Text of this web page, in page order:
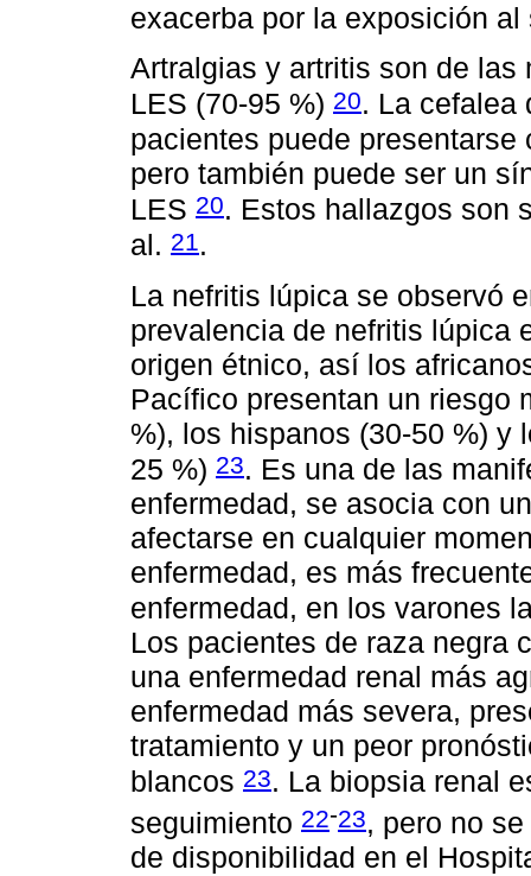
exacerba por la exposición
Artralgias y artritis son de
LES (70-95 %) 20. La cefalea
pacientes puede
pero también puede ser un
LES 20. Estos hallazgos son
al. 21 .
La nefritis lúpica se observó
prevalencia de nefritis lúpica
origen étnico, así los
Pacífico presentan un riesgo
%), los hispanos (30-50 %) y
25 %) 23. Es una de las
enfermedad, se asocia con
afectarse en cualquier
enfermedad, es más
enfermedad, en los varones
Los pacientes de raza negra
una enfermedad renal más
enfermedad más severa,
tratamiento y un peor
blancos 23. La biopsia renal
seguimiento 22-23, pero no
de disponibilidad en el